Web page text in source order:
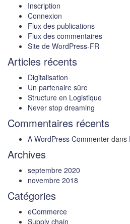
Inscription
Connexion
Flux des publications
Flux des commentaires
Site de WordPress-FR
Articles récents
Digitalisation
Un partenaire sûre
Structure en Logistique
Never stop dreaming
Commentaires récents
A WordPress Commenter dans
Archives
septembre 2020
novembre 2018
Catégories
eCommerce
Supply chain